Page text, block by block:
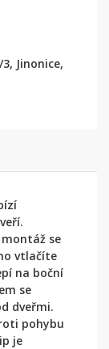
Jinonice,
se
vtlačíte
na boční
se
dveřmi.
pohybu
je